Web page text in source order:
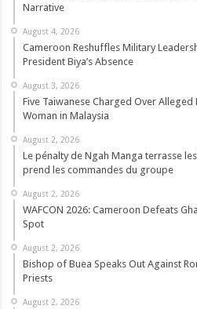
Narrative
August 4, 2026
Cameroon Reshuffles Military
President Biya’s Absence
August 3, 2026
Five Taiwanese Charged Over
Woman in Malaysia
August 2, 2026
Le pénalty de Ngah Manga terrasse
prend les commandes du groupe
August 2, 2026
WAFCON 2026: Cameroon Defeats
Spot
August 2, 2026
Bishop of Buea Speaks Out Against
Priests
August 2, 2026